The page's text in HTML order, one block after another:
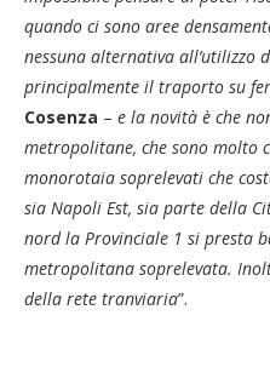
quando ci sono aree
nessuna alternativa all’utilizzo
principalmente il traporto su
Cosenza – e la novità è che
metropolitane, che sono molto
monorotaia soprelevati che
sia Napoli Est, sia parte della
nord la Provinciale 1 si presta
metropolitana soprelevata.
della rete tranviaria”.